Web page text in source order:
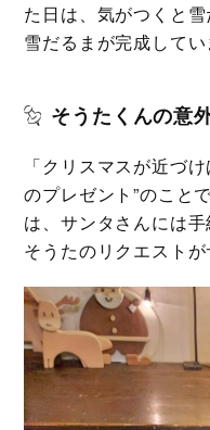
た日は、気がつくと
雪だるまが完成してい
そうたくんの意
「クリスマスが近づ
のプレゼント”のこと
は、サンタさんには
そうたのリクエスト